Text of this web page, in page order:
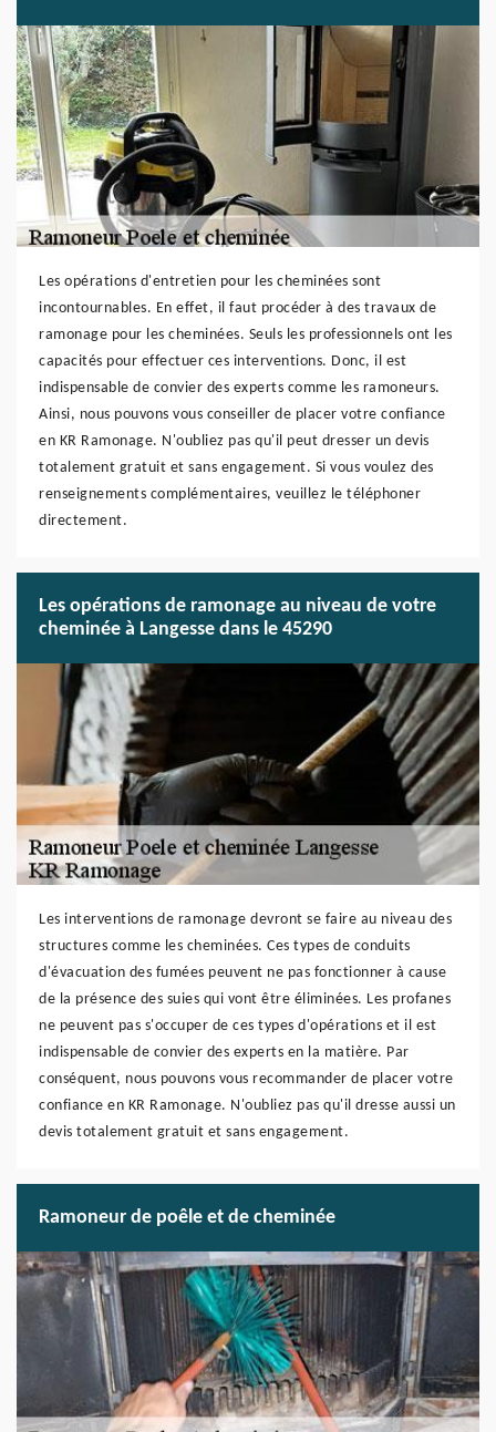
Les opérations d'entretien pour les cheminées sont
incontournables. En effet, il faut procéder à des travaux de
ramonage pour les cheminées. Seuls les professionnels ont les
capacités pour effectuer ces interventions. Donc, il est
indispensable de convier des experts comme les ramoneurs.
Ainsi, nous pouvons vous conseiller de placer votre confiance
en KR Ramonage. N'oubliez pas qu'il peut dresser un devis
totalement gratuit et sans engagement. Si vous voulez des
renseignements complémentaires, veuillez le téléphoner
directement.
Les opérations de ramonage au niveau de votre
cheminée à Langesse dans le 45290
Les interventions de ramonage devront se faire au niveau des
structures comme les cheminées. Ces types de conduits
d'évacuation des fumées peuvent ne pas fonctionner à cause
de la présence des suies qui vont être éliminées. Les profanes
ne peuvent pas s'occuper de ces types d'opérations et il est
indispensable de convier des experts en la matière. Par
conséquent, nous pouvons vous recommander de placer votre
confiance en KR Ramonage. N'oubliez pas qu'il dresse aussi un
devis totalement gratuit et sans engagement.
Ramoneur de poêle et de cheminée